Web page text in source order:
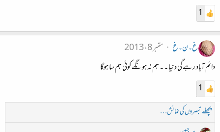
1
غ۔ن۔غ
ستمبر 8، 2013
دائم آباد رہے گی دنیا ۔ ۔ ہم نہ ہونگے کوئی ہم سا ہوگا
1
پچھلے تبصروں کی نمائش…